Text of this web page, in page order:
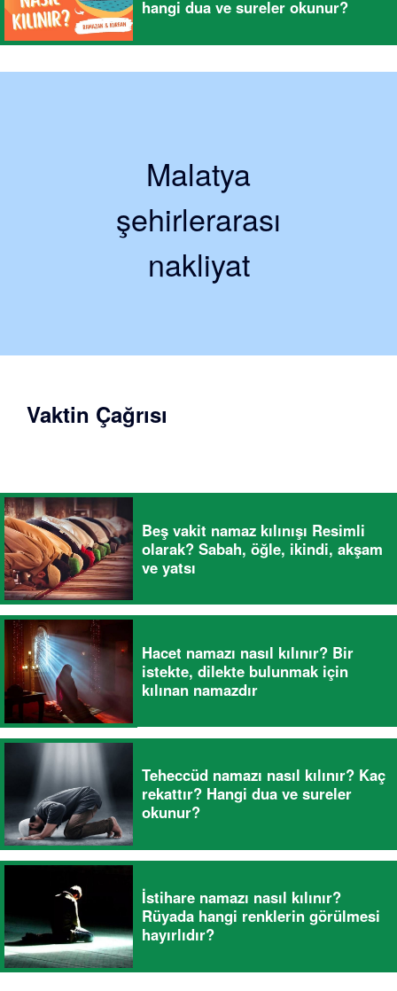
hangi dua ve sureler okunur?
Malatya
şehirlerarası
nakliyat
Vaktin Çağrısı
Beş vakit namaz kılınışı Resimli
olarak? Sabah, öğle, ikindi, akşam
ve yatsı
Hacet namazı nasıl kılınır? Bir
istekte, dilekte bulunmak için
kılınan namazdır
Teheccüd namazı nasıl kılınır? Kaç
rekattır? Hangi dua ve sureler
okunur?
İstihare namazı nasıl kılınır?
Rüyada hangi renklerin görülmesi
hayırlıdır?